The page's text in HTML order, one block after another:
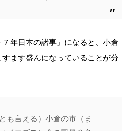
年日本の諸事」になると、小倉
ます盛んになっていることが分
も言える）小倉の市（ま